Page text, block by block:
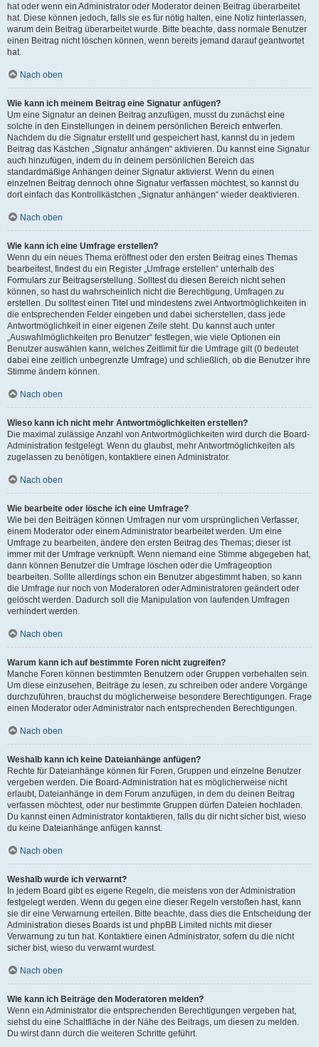
hat oder wenn ein Administrator oder Moderator deinen Beitrag überarbeitet
hat. Diese können jedoch, falls sie es für nötig halten, eine Notiz hinterlassen,
warum dein Beitrag überarbeitet wurde. Bitte beachte, dass normale Benutzer
einen Beitrag nicht löschen können, wenn bereits jemand darauf geantwortet
hat.
Nach oben
Wie kann ich meinem Beitrag eine Signatur anfügen?
Um eine Signatur an deinen Beitrag anzufügen, musst du zunächst eine
solche in den Einstellungen in deinem persönlichen Bereich entwerfen.
Nachdem du die Signatur erstellt und gespeichert hast, kannst du in jedem
Beitrag das Kästchen „Signatur anhängen“ aktivieren. Du kannst eine Signatur
auch hinzufügen, indem du in deinem persönlichen Bereich das
standardmäßige Anhängen deiner Signatur aktivierst. Wenn du einen
einzelnen Beitrag dennoch ohne Signatur verfassen möchtest, so kannst du
dort einfach das Kontrollkästchen „Signatur anhängen“ wieder deaktivieren.
Nach oben
Wie kann ich eine Umfrage erstellen?
Wenn du ein neues Thema eröffnest oder den ersten Beitrag eines Themas
bearbeitest, findest du ein Register „Umfrage erstellen“ unterhalb des
Formulars zur Beitragserstellung. Solltest du diesen Bereich nicht sehen
können, so hast du wahrscheinlich nicht die Berechtigung, Umfragen zu
erstellen. Du solltest einen Titel und mindestens zwei Antwortmöglichkeiten in
die entsprechenden Felder eingeben und dabei sicherstellen, dass jede
Antwortmöglichkeit in einer eigenen Zeile steht. Du kannst auch unter
„Auswahlmöglichkeiten pro Benutzer“ festlegen, wie viele Optionen ein
Benutzer auswählen kann, welches Zeitlimit für die Umfrage gilt (0 bedeutet
dabei eine zeitlich unbegrenzte Umfrage) und schließlich, ob die Benutzer ihre
Stimme ändern können.
Nach oben
Wieso kann ich nicht mehr Antwortmöglichkeiten erstellen?
Die maximal zulässige Anzahl von Antwortmöglichkeiten wird durch die Board-
Administration festgelegt. Wenn du glaubst, mehr Antwortmöglichkeiten als
zugelassen zu benötigen, kontaktiere einen Administrator.
Nach oben
Wie bearbeite oder lösche ich eine Umfrage?
Wie bei den Beiträgen können Umfragen nur vom ursprünglichen Verfasser,
einem Moderator oder einem Administrator bearbeitet werden. Um eine
Umfrage zu bearbeiten, ändere den ersten Beitrag des Themas; dieser ist
immer mit der Umfrage verknüpft. Wenn niemand eine Stimme abgegeben hat,
dann können Benutzer die Umfrage löschen oder die Umfrageoption
bearbeiten. Sollte allerdings schon ein Benutzer abgestimmt haben, so kann
die Umfrage nur noch von Moderatoren oder Administratoren geändert oder
gelöscht werden. Dadurch soll die Manipulation von laufenden Umfragen
verhindert werden.
Nach oben
Warum kann ich auf bestimmte Foren nicht zugreifen?
Manche Foren können bestimmten Benutzern oder Gruppen vorbehalten sein.
Um diese einzusehen, Beiträge zu lesen, zu schreiben oder andere Vorgänge
durchzuführen, brauchst du möglicherweise besondere Berechtigungen. Frage
einen Moderator oder Administrator nach entsprechenden Berechtigungen.
Nach oben
Weshalb kann ich keine Dateianhänge anfügen?
Rechte für Dateianhänge können für Foren, Gruppen und einzelne Benutzer
vergeben werden. Die Board-Administration hat es möglicherweise nicht
erlaubt, Dateianhänge in dem Forum anzufügen, in dem du deinen Beitrag
verfassen möchtest, oder nur bestimmte Gruppen dürfen Dateien hochladen.
Du kannst einen Administrator kontaktieren, falls du dir nicht sicher bist, wieso
du keine Dateianhänge anfügen kannst.
Nach oben
Weshalb wurde ich verwarnt?
In jedem Board gibt es eigene Regeln, die meistens von der Administration
festgelegt werden. Wenn du gegen eine dieser Regeln verstoßen hast, kann
sie dir eine Verwarnung erteilen. Bitte beachte, dass dies die Entscheidung der
Administration dieses Boards ist und phpBB Limited nichts mit dieser
Verwarnung zu tun hat. Kontaktiere einen Administrator, sofern du die nicht
sicher bist, wieso du verwarnt wurdest.
Nach oben
Wie kann ich Beiträge den Moderatoren melden?
Wenn ein Administrator die entsprechenden Berechtigungen vergeben hat,
siehst du eine Schaltfläche in der Nähe des Beitrags, um diesen zu melden.
Du wirst dann durch die weiteren Schritte geführt.